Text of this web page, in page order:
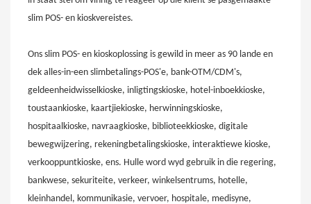
slim POS- en kioskvereistes.
Ons slim POS- en kioskoplossing is gewild in meer as 90 lande en
dek alles-in-een slimbetalings-POS'e, bank-OTM/CDM's,
geldeenheidwisselkioske, inligtingskioske, hotel-inboekkioske,
toustaankioske, kaartjiekioske, herwinningskioske,
hospitaalkioske, navraagkioske, biblioteekkioske, digitale
bewegwijzering, rekeningbetalingskioske, interaktiewe kioske,
verkooppuntkioske, ens. Hulle word wyd gebruik in die regering,
bankwese, sekuriteite, verkeer, winkelsentrums, hotelle,
kleinhandel, kommunikasie, vervoer, hospitale, medisyne,